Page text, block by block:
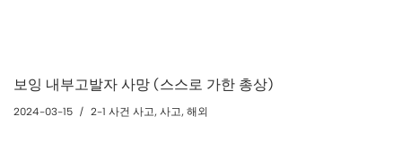
보잉 내부고발자 사망 (스스로 가한 총상)
2024-03-15 2-1 사건 사고, 사고, 해외